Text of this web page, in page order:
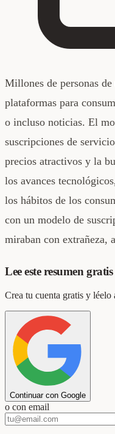
Millones de personas
plataformas para
o incluso noticias. El
suscripciones de
precios atractivos y la
los avances
los hábitos de los
con un modelo de
miraban con extrañeza,
Lee este resumen gratis
Crea tu cuenta gratis y léelo
Continuar con Google
o con email